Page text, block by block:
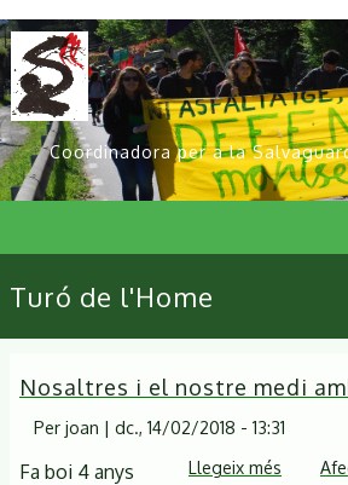
Vés
al
contingut
Coordinadora per a la
User
Primary
links
Turó de l'Home
Nosaltres i el nostre medi
Per joan | dc., 14/02/2018 - 13:31
Llegeix més sobre
Fa boi 4 anys